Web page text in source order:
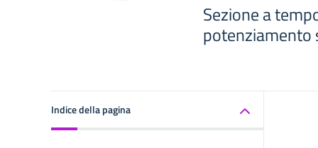
Sezione a
potenziamento
Indice della pagina